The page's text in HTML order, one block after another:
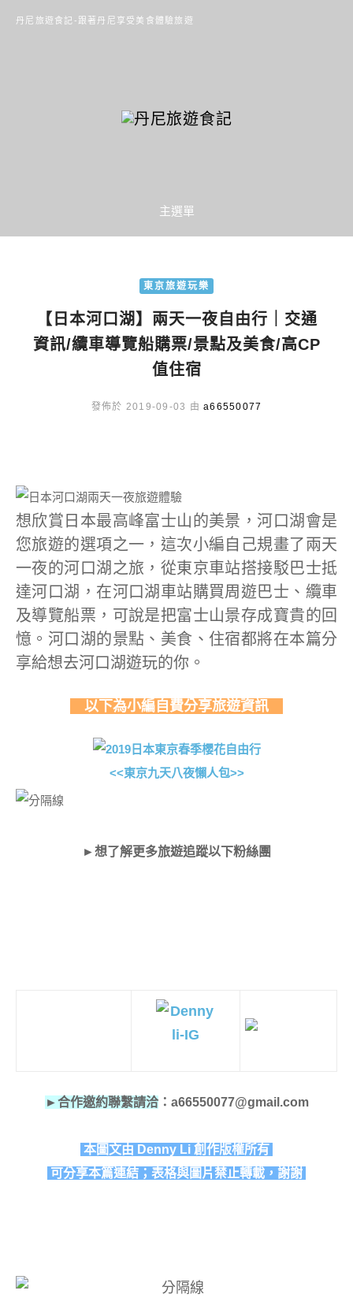
丹尼旅遊食記-跟著丹尼享受美食體驗旅遊
主選單
東京旅遊玩樂
【日本河口湖】兩天一夜自由行｜交通
資訊/纜車導覽船購票/景點及美食/高CP
值住宿
發佈於 2019-09-03 由 a66550077
想欣賞日本最高峰富士山的美景，河口湖會是
您旅遊的選項之一，這次小編自己規畫了兩天
一夜的河口湖之旅，從東京車站搭接駁巴士抵
達河口湖，在河口湖車站購買周遊巴士、纜車
及導覽船票，可說是把富士山景存成寶貴的回
憶。河口湖的景點、美食、住宿都將在本篇分
享給想去河口湖遊玩的你。
以下為小編自費分享旅遊資訊
<<東京九天八夜懶人包>>
►想了解更多旅遊追蹤以下粉絲團
►合作邀約聯繫請洽：a66550077@gmail.com
本圖文由 Denny Li 創作版權所有
可分享本篇連結；表格與圖片禁止轉載，謝謝